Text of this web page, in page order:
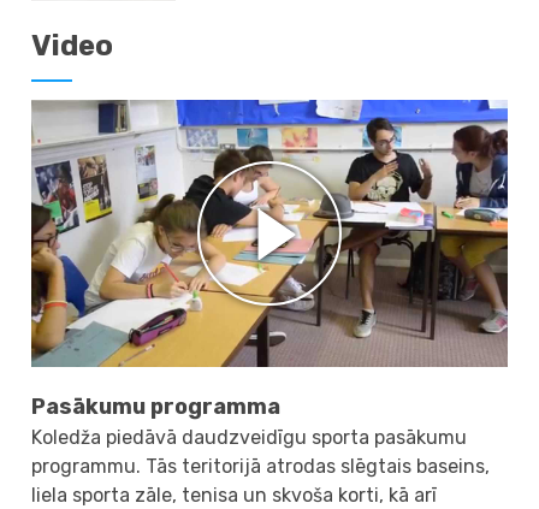
Video
Pasākumu programma
Koledža piedāvā daudzveidīgu sporta pasākumu
programmu. Tās teritorijā atrodas slēgtais baseins,
liela sporta zāle, tenisa un skvoša korti, kā arī